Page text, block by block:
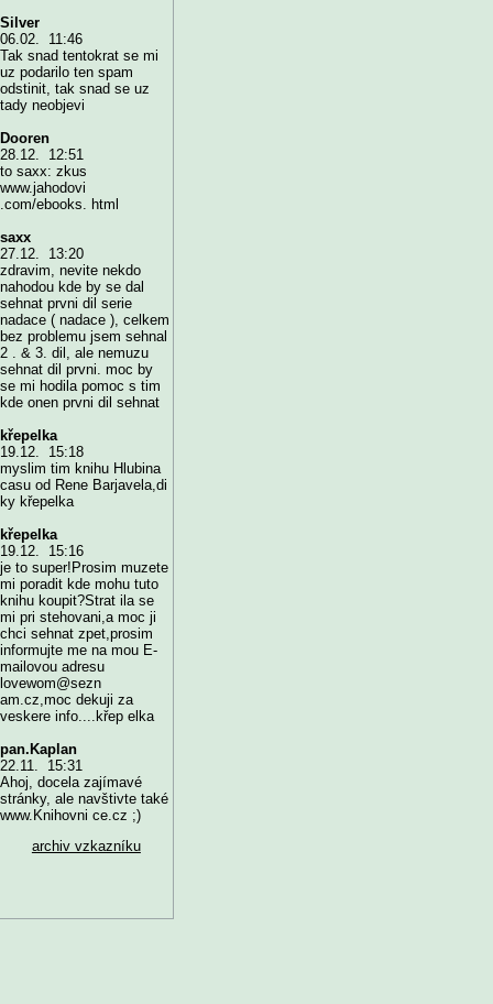
Silver
06.02. 11:46
Tak snad tentokrat se mi
uz podarilo ten spam
odstinit, tak snad se uz
tady neobjevi
Dooren
28.12. 12:51
to saxx: zkus
www.jahodovi
.com/ebooks. html
saxx
27.12. 13:20
zdravim, nevite nekdo
nahodou kde by se dal
sehnat prvni dil serie
nadace ( nadace ), celkem
bez problemu jsem sehnal
2 . & 3. dil, ale nemuzu
sehnat dil prvni. moc by
se mi hodila pomoc s tim
kde onen prvni dil sehnat
křepelka
19.12. 15:18
myslim tim knihu Hlubina
casu od Rene Barjavela,di
ky křepelka
křepelka
19.12. 15:16
je to super!Prosim muzete
mi poradit kde mohu tuto
knihu koupit?Strat ila se
mi pri stehovani,a moc ji
chci sehnat zpet,prosim
informujte me na mou E-
mailovou adresu
lovewom@sezn
am.cz,moc dekuji za
veskere info....křep elka
pan.Kaplan
22.11. 15:31
Ahoj, docela zajímavé
stránky, ale navštivte také
www.Knihovni ce.cz ;)
archiv vzkazníku